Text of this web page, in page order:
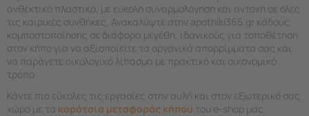
ανθεκτικό πλαστικό, με εύκολη συναρμολόγηση και αντοχή σε όλες
τις καιρικές συνθήκες. Ανακαλύψτε στην apothiki365.gr κάδους
κομποστοποίησης σε διάφορα μεγέθη, ιδανικούς για τοποθέτηση
στον κήπο για να αξιοποιείτε τα οργανικά απορρίμματα σας και
να παράγετε οικολογικό λίπασμα με πρακτικό και οικονομικό
τρόπο.
Κάντε πιο εύκολες τις εργασίες στην αυλή και στον εξωτερικό σας
χώρο με τα καρότσια μεταφοράς κήπου του e-shop μας.